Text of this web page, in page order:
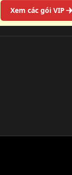
Xem các gói VIP